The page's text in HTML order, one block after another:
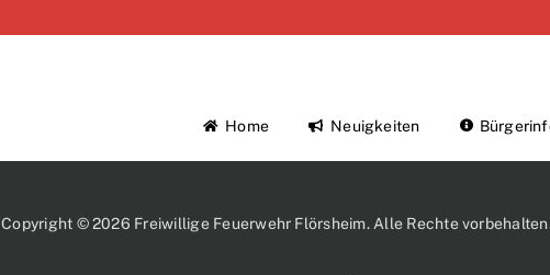
Home Neuigkeiten
Copyright © 2026 Freiwillige Feuerwehr Flörsheim. Alle Rechte